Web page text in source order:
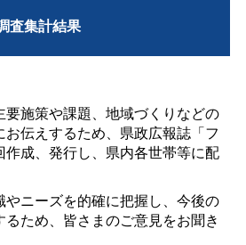
査集計結果
施策や課題、地域づくりなどの
伝えするため、県政広報誌「フ
作成、発行し、県内各世帯等に配
ニーズを的確に把握し、今後の
ため、皆さまのご意見をお聞き